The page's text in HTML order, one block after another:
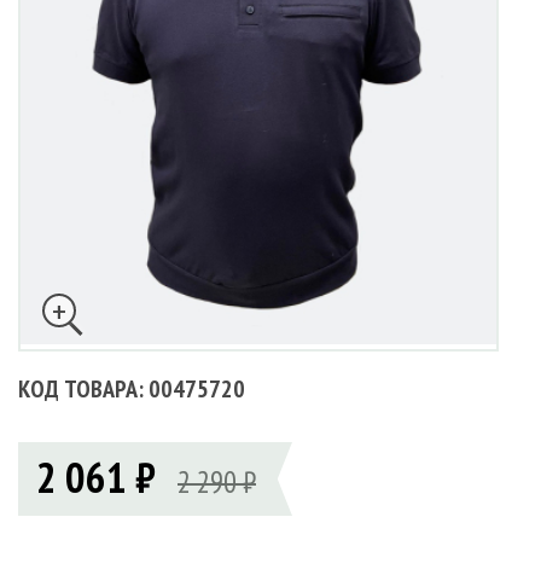
КОД ТОВАРА: 00475720
2 061 ₽ 2 290 ₽